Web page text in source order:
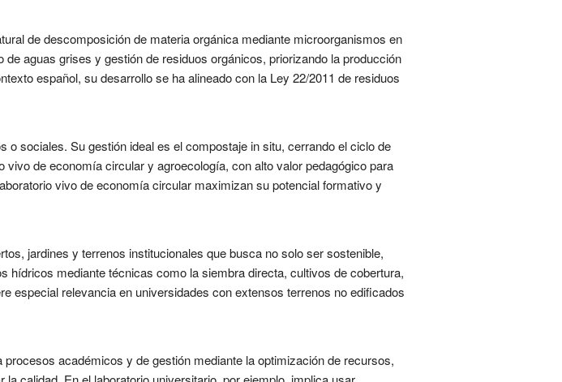
de descomposición de materia orgánica mediante microorganismos en
aguas grises y gestión de residuos orgánicos, priorizando la producción
español, su desarrollo se ha alineado con la Ley 22/2011 de residuos
sociales. Su gestión ideal es el compostaje in situ, cerrando el ciclo de
de economía circular y agroecología, con alto valor pedagógico para
vivo de economía circular maximizan su potencial formativo y
jardines y terrenos institucionales que busca no solo ser sostenible,
hídricos mediante técnicas como la siembra directa, cultivos de cobertura,
especial relevancia en universidades con extensos terrenos no edificados
académicos y de gestión mediante la optimización de recursos,